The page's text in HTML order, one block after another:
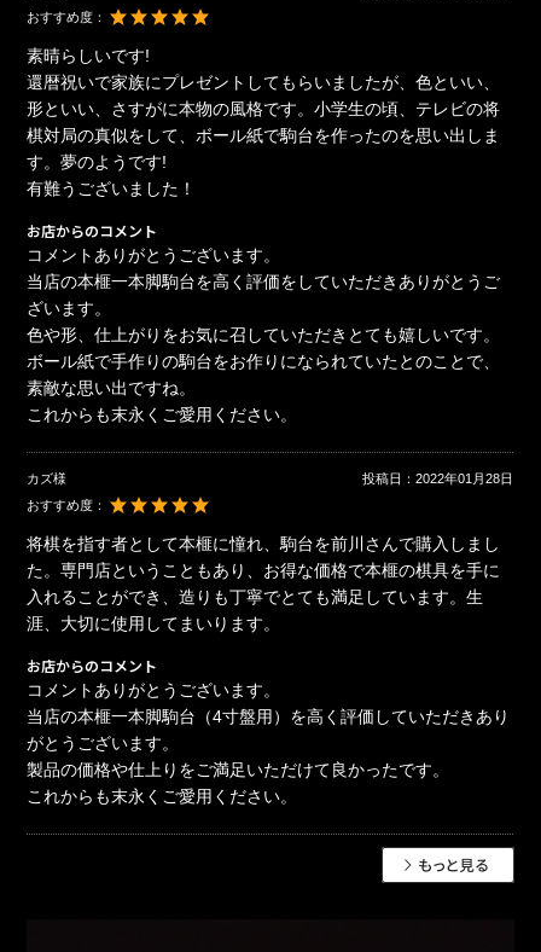
おすすめ度：
素晴らしいです!
還暦祝いで家族にプレゼントしてもらいましたが、色といい、
形といい、さすがに本物の風格です。小学生の頃、テレビの将
棋対局の真似をして、ボール紙で駒台を作ったのを思い出しま
す。夢のようです!
有難うございました！
お店からのコメント
コメントありがとうございます。
当店の本榧一本脚駒台を高く評価をしていただきありがとうご
ざいます。
色や形、仕上がりをお気に召していただきとても嬉しいです。
ボール紙で手作りの駒台をお作りになられていたとのことで、
素敵な思い出ですね。
これからも末永くご愛用ください。
カズ様 投稿日：2022年01月28日
おすすめ度：
将棋を指す者として本榧に憧れ、駒台を前川さんで購入しまし
た。専門店ということもあり、お得な価格で本榧の棋具を手に
入れることができ、造りも丁寧でとても満足しています。生
涯、大切に使用してまいります。
お店からのコメント
コメントありがとうございます。
当店の本榧一本脚駒台（4寸盤用）を高く評価していただきあり
がとうございます。
製品の価格や仕上りをご満足いただけて良かったです。
これからも末永くご愛用ください。